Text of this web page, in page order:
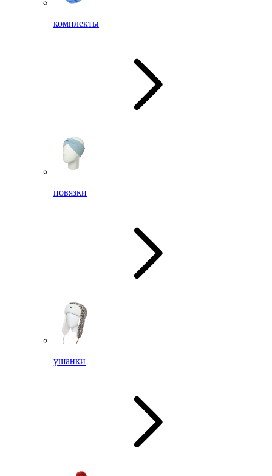
комплекты
повязки
ушанки